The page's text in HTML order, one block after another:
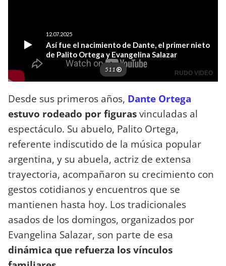
Desde sus primeros años, Dante Ortega
estuvo rodeado por figurasvinculadas al
espectáculo. Su abuelo, Palito Ortega,
referente indiscutido de la música popular
argentina, y su abuela, actriz de extensa
trayectoria, acompañaron su crecimiento con
gestos cotidianos y encuentros que se
mantienen hasta hoy. Los tradicionales
asados de los domingos, organizados por
Evangelina Salazar, son parte de esa
dinámica que refuerza los vínculos